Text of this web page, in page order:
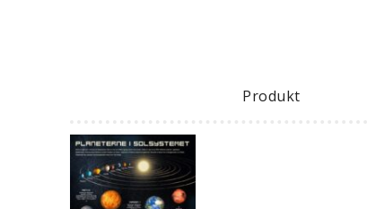
Produkt